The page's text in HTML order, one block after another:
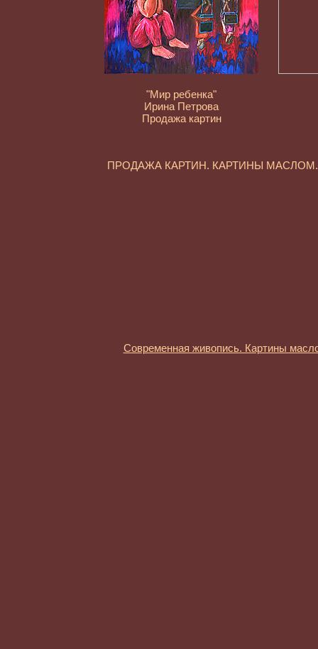
"Мир ребенка"
Ирина Петрова
Продажа картин
ПРОДАЖА КАРТИН. КАРТИНЫ
Современная живопись. Картины